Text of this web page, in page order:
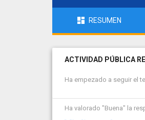
RESUMEN
ACTIVIDAD PÚBLICA
Ha empezado a seguir el
Ha valorado "Buena" la